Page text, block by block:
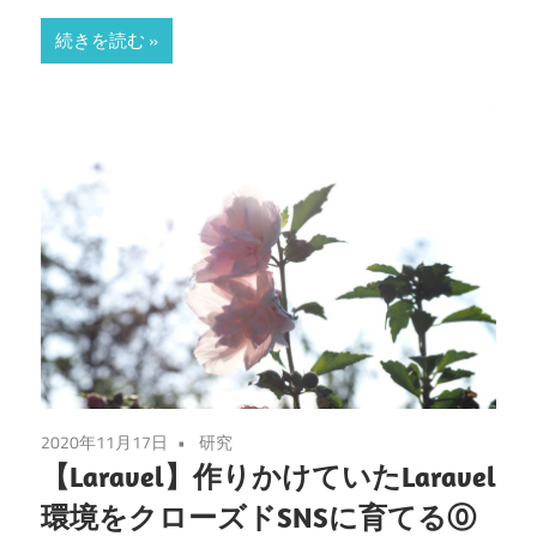
続きを読む
2020年11月17日 研究
【Laravel】作りかけていたLaravel
環境をクローズドSNSに育てる⓪